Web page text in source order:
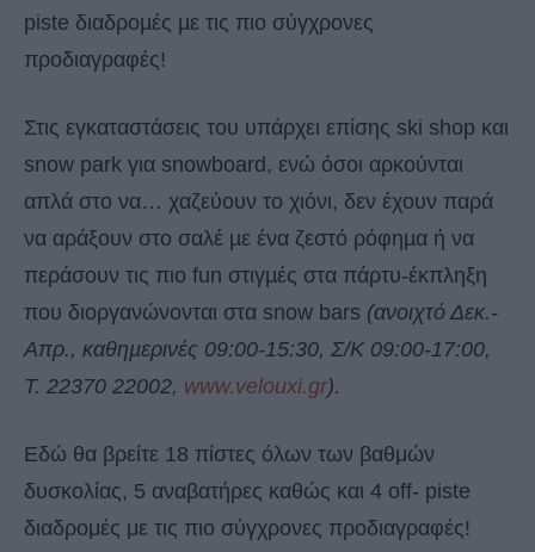
piste διαδροµές µε τις πιο σύγχρονες
προδιαγραφές!
Στις εγκαταστάσεις του υπάρχει επίσης ski shop και
snow park για snowboard, ενώ όσοι αρκούνται
απλά στο να… χαζεύουν το χιόνι, δεν έχουν παρά
να αράξουν στο σαλέ µε ένα ζεστό ρόφηµα ή να
περάσουν τις πιο fun στιγµές στα πάρτυ-έκπληξη
που διοργανώνονται στα snow bars (ανοιχτό Δεκ.-
Απρ., καθηµερινές 09:00-15:30, Σ/Κ 09:00-17:00,
Τ. 22370 22002, www.velouxi.gr).
Εδώ θα βρείτε 18 πίστες όλων των βαθμών
δυσκολίας, 5 αναβατήρες καθώς και 4 off- piste
διαδρομές με τις πιο σύγχρονες προδιαγραφές!